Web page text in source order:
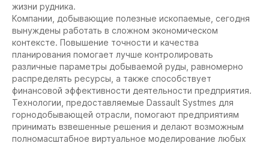
жизни рудника.
Компании, добывающие полезные ископаемые, сегодня
вынуждены работать в сложном экономическом
контексте. Повышение точности и качества
планирования помогает лучше контролировать
различные параметры добываемой руды, равномерно
распределять ресурсы, а также способствует
финансовой эффективности деятельности предприятия.
Технологии, предоставляемые Dassault Systmes для
горнодобывающей отрасли, помогают предприятиям
принимать взвешенные решения и делают возможным
полномасштабное виртуальное моделирование любых